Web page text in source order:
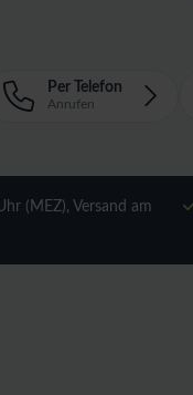
Per Telefon
Anrufen
(MEZ), Versand am